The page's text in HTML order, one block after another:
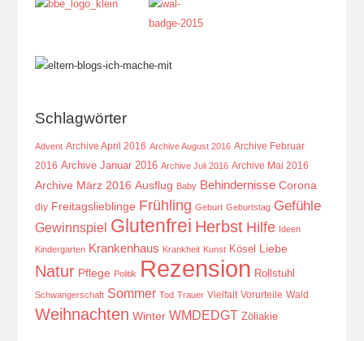
Schlagwörter
Advent Archive April 2016 Archive August 2016 Archive Februar
2016 Archive Januar 2016 Archive Juli 2016 Archive Mai 2016
Archive März 2016 Ausflug Baby Behindernisse Corona
diy Freitagslieblinge Frühling Geburt Geburtstag Gefühle
Gewinnspiel Glutenfrei Herbst Hilfe Ideen
Kindergarten Krankenhaus Krankheit Kunst Kösel Liebe
Natur Pflege Politik Rezension Rollstuhl
Schwangerschaft Sommer Tod Trauer Vielfalt Vorurteile Wald
Weihnachten Winter WMDEDGT Zöliakie